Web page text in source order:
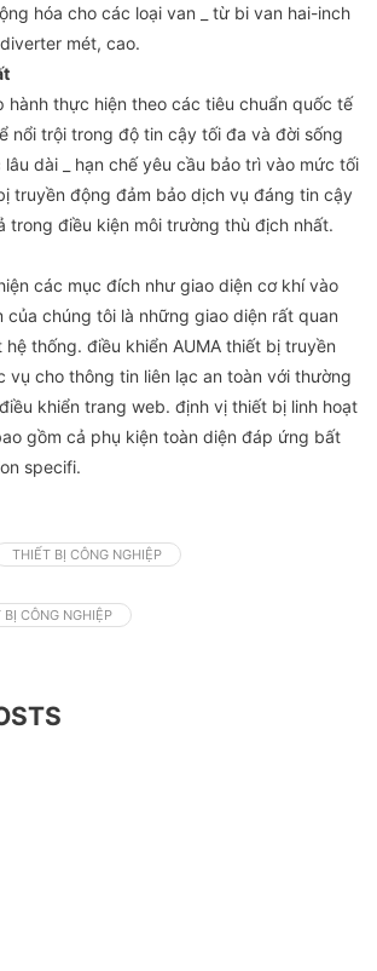
hóa cho các loại van _ từ bi van hai-inch
mét, cao.
hành thực hiện theo các tiêu chuẩn quốc tế
nổi trội trong độ tin cậy tối đa và đời sống
lâu dài _ hạn chế yêu cầu bảo trì vào mức tối
truyền động đảm bảo dịch vụ đáng tin cậy
trong điều kiện môi trường thù địch nhất.
các mục đích như giao diện cơ khí vào
của chúng tôi là những giao diện rất quan
thống. điều khiển AUMA thiết bị truyền
vụ cho thông tin liên lạc an toàn với thường
khiển trang web. định vị thiết bị linh hoạt
gồm cả phụ kiện toàn diện đáp ứng bất
specifi.
THIẾT BỊ CÔNG NGHIỆP
BỊ CÔNG NGHIỆP